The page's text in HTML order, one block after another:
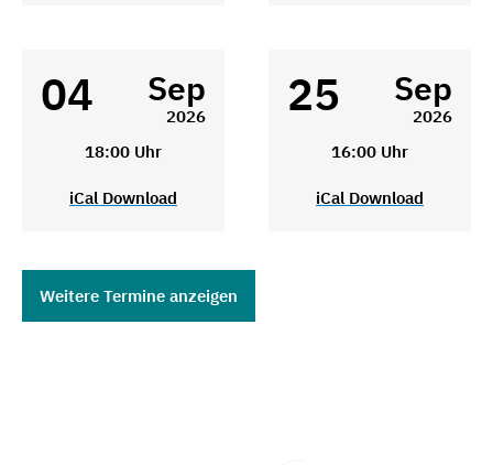
04 Sep
2026
18:00 Uhr
iCal Download
25 Sep
2026
16:00 Uhr
iCal Download
Weitere Termine anzeigen